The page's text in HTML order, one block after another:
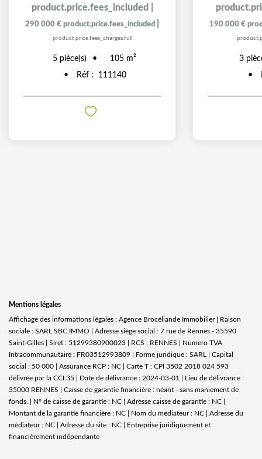
product.price.fees_included
290 000 € product.price.fees_included
product.price.fees_charges.full
5 pièce(s) 105 m²
Réf :
111140
190 000 €
3
Mentions légales
Affichage des informations légales : Agence Brocéliande Immobilier | Raison
sociale : SARL SBC IMMO | Adresse siège social : 7 rue de Rennes - 35590
Saint-Gilles | Siret : 51299380900023 | RCS : RENNES | Numero TVA
Intracommunautaire : FR03512993809 | Forme juridique : SARL | Capital
social : 50 000 | Assurance RCP : NC | Carte T : CPI 3502 2018 024 593
délivrée par la CCI 35 | Date de délivrance : 2024-03-01 | Lieu de délivrance :
35000 RENNES | Caisse de garantie financière : néant - sans maniement de
fonds. | N° de caisse de garantie : NC | Adresse caisse de garantie : NC |
Montant de la garantie financière : NC | Nom du médiateur : NC | Adresse du
médiateur : NC | Adresse du site : NC | Entreprise juridiquement et
financièrement indépendante